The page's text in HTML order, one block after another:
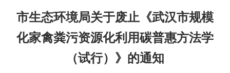
市生态环境局关于废止《武汉市规模
化家禽粪污资源化利用碳普惠方法学
（试行）》的通知